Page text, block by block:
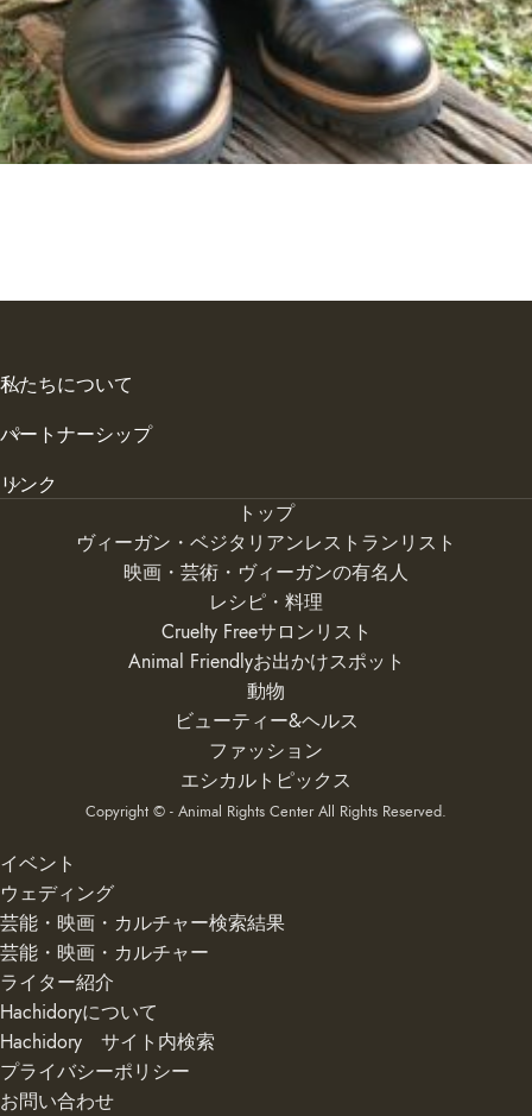
私たちについて
パートナーシップ
リンク
トップ
ヴィーガン・ベジタリアンレストランリスト
映画・芸術・ヴィーガンの有名人
レシピ・料理
Cruelty Freeサロンリスト
Animal Friendlyお出かけスポット
動物
ビューティー&ヘルス
ファッション
エシカルトピックス
Copyright © - Animal Rights Center All Rights Reserved.
イベント
ウェディング
芸能・映画・カルチャー検索結果
芸能・映画・カルチャー
ライター紹介
Hachidoryについて
Hachidory サイト内検索
プライバシーポリシー
お問い合わせ